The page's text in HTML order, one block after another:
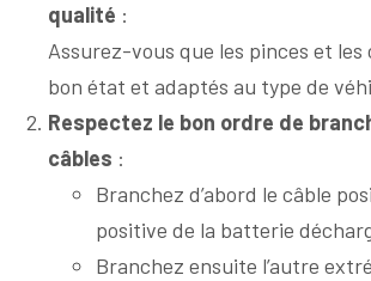
qualité :
Assurez-vous que les pinces et les
bon état et adaptés au type de
Respectez le bon ordre de
câbles :
Branchez d’abord le câble
positive de la batterie
Branchez ensuite l’autre